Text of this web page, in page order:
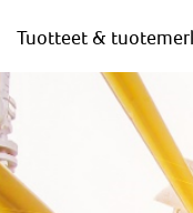
Tuotteet &